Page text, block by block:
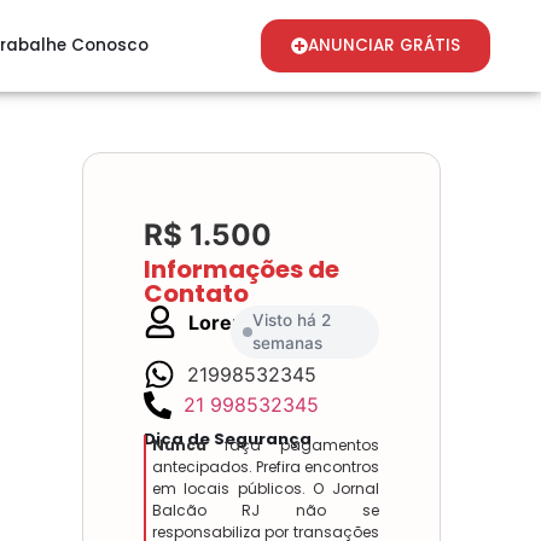
Conosco ANUNCIAR GRÁTIS
R$ 1.500
Informações de
Contato
LorenaVisto há 2
semanas
21998532345
21 998532345
Dica de Segurança
Nuncafaça pagamentos
antecipados. Prefira encontros
em locais públicos. O Jornal
Balcão RJ não se
responsabiliza por transações